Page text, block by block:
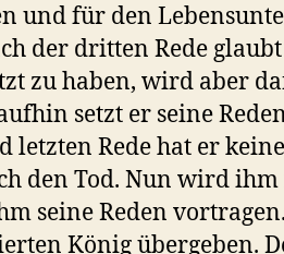
und für den
der dritten Rede
zu haben, wird aber
setzt er seine
letzten Rede hat er
den Tod. Nun wird ihm
seine Reden
König übergeben.